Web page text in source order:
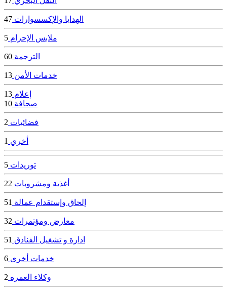
الهدايا والإكسسوارات 47
ملابس الإحرام 5
الترجمة 60
خدمات الأمن 13
إعلام 13
صحافة 10
فضائيات 2
أخري 1
توريدات 5
أغذية ومشروبات 22
إلحاق وإستقدام عمالة 51
معارض ومؤتمرات 32
ادارة و تشغيل الفنادق 51
خدمات أخرى 6
وكلاء العمره 2